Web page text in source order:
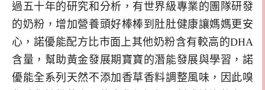
過五十年的研究和分析，有世界級專業的團隊研發
的奶粉，增加營養頭好棒棒到肚肚健康讓媽媽更安
心，諾優能配方比市面上其他奶粉含有較高的DHA
含量，幫助黃金發展期寶寶的潛能發展與學習，諾
優能全系列天然不添加香草香料調整風味，因此嗅